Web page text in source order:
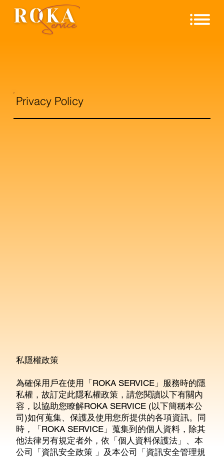
Privacy Policy
私隱權政策
為確保用戶在使用「ROKA SERVICE」服務時的隱
私權，故訂定此隱私權政策，請您閱讀以下有關內
容，以協助您瞭解ROKA SERVICE (以下簡稱本公
司)如何蒐集、保護及使用您所提供的各項資訊。同
時，「ROKA SERVICE」蒐集到的個人資料，除其
他法律另有規定者外，依「個人資料保護法」、本
公司「資訊安全政策 」及本公司「資訊安全管理規